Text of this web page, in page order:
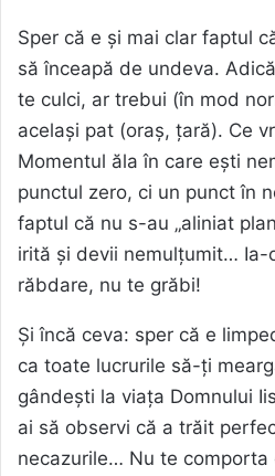
Sper că e și mai clar faptul
să înceapă de undeva.
te culci, ar trebui (în mod
același pat (oraș, țară). Ce
Momentul ăla în care ești
punctul zero, ci un punct în
faptul că nu s-au „aliniat
irită și devii nemulțumit… Ia-
răbdare, nu te grăbi!
Și încă ceva: sper că e
ca toate lucrurile să-ți
gândești la viața Domnului
ai să observi că a trăit
necazurile… Nu te comporta